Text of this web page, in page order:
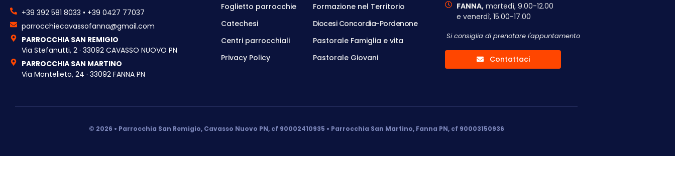
+39 392 581 8033 • +39 0427 77037
parrocchiecavassofanna@gmail.com
PARROCCHIA SAN REMIGIO
Via Stefanutti, 2 · 33092 CAVASSO NUOVO PN
PARROCCHIA SAN MARTINO
Via Montelieto, 24 · 33092 FANNA PN
Foglietto parrocchie
Catechesi
Centri parrocchiali
Privacy Policy
Formazione nel Territorio
Diocesi Concordia-Pordenone
Pastorale Famiglia e vita
Pastorale Giovani
FANNA,martedì, 9.00-12.00
e venerdì, 15.00-17.00
Si consiglia di prenotare l'appuntamento
Contattaci
© 2026 • Parrocchia San Remigio, Cavasso Nuovo PN, cf 90002410935 • Parrocchia San Martino, Fanna PN, cf 90003150936